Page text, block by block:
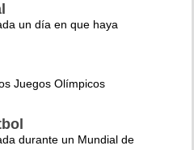
un día en que haya
Juegos Olímpicos
durante un Mundial de